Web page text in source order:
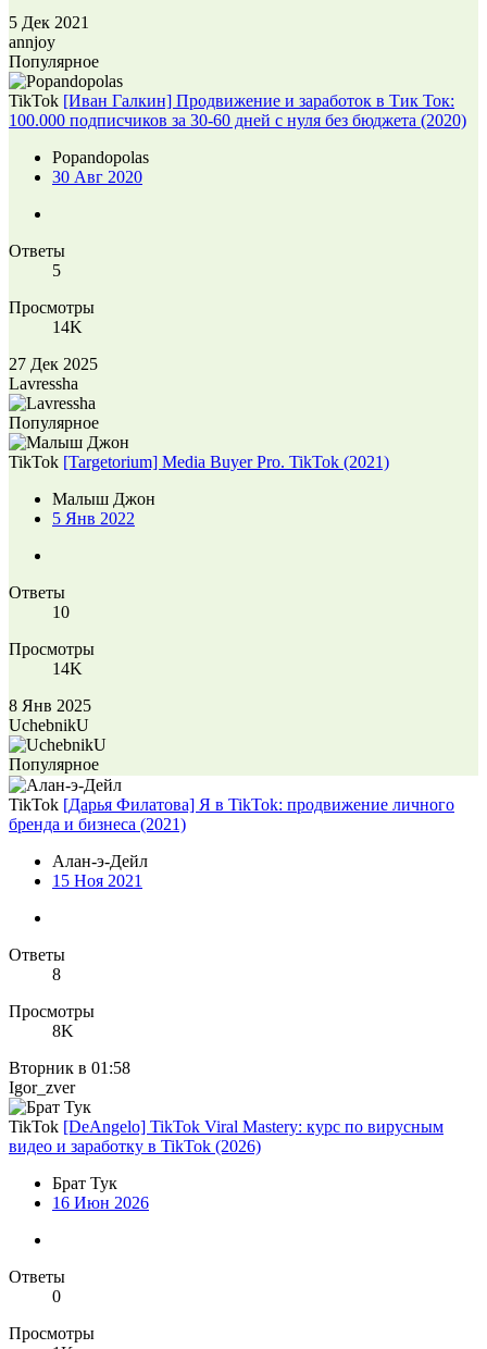
5 Дек 2021
annjoy
Популярное
TikTok [Иван Галкин] Продвижение и заработок в Тик Ток:
100.000 подписчиков за 30-60 дней с нуля без бюджета (2020)
Popandopolas
30 Авг 2020
Ответы
5
Просмотры
14K
27 Дек 2025
Lavressha
Популярное
TikTok [Targetorium] Media Buyer Pro. TikTok (2021)
Малыш Джон
5 Янв 2022
Ответы
10
Просмотры
14K
8 Янв 2025
UchebnikU
Популярное
TikTok [Дарья Филатова] Я в TikTok: продвижение личного
бренда и бизнеса (2021)
Алан-э-Дейл
15 Ноя 2021
Ответы
8
Просмотры
8K
Вторник в 01:58
Igor_zver
TikTok [DeAngelo] TikTok Viral Mastery: курс по вирусным
видео и заработку в TikTok (2026)
Брат Тук
16 Июн 2026
Ответы
0
Просмотры